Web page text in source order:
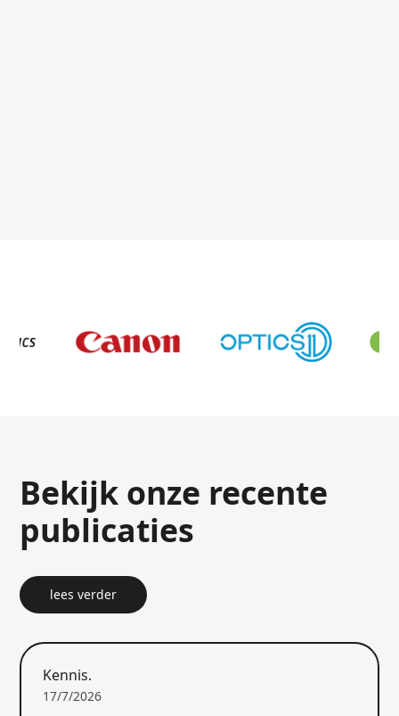
Bekijk onze recente
publicaties
lees verder
Kennis.
17/7/2026